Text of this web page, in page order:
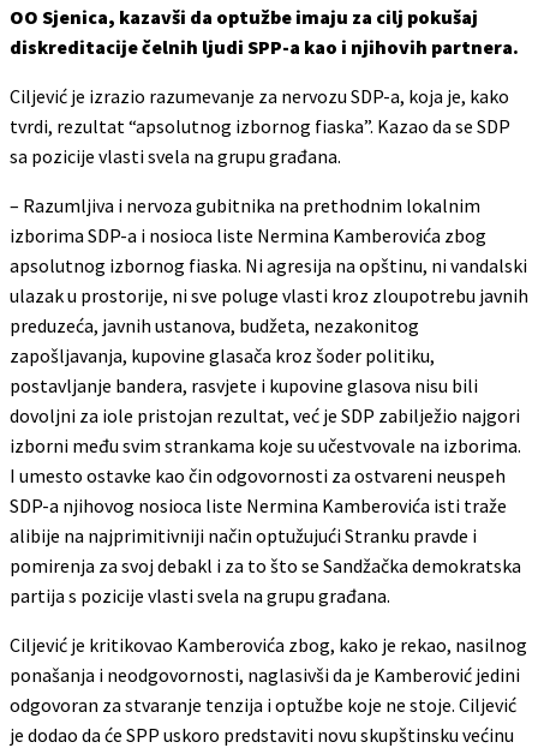
OO Sjenica, kazavši da optužbe imaju za cilj pokušaj
diskreditacije čelnih ljudi SPP-a kao i njihovih partnera.
Ciljević je izrazio razumevanje za nervozu SDP-a, koja je, kako
tvrdi, rezultat “apsolutnog izbornog fiaska”. Kazao da se SDP
sa pozicije vlasti svela na grupu građana.
– Razumljiva i nervoza gubitnika na prethodnim lokalnim
izborima SDP-a i nosioca liste Nermina Kamberovića zbog
apsolutnog izbornog fiaska. Ni agresija na opštinu, ni vandalski
ulazak u prostorije, ni sve poluge vlasti kroz zloupotrebu javnih
preduzeća, javnih ustanova, budžeta, nezakonitog
zapošljavanja, kupovine glasača kroz šoder politiku,
postavljanje bandera, rasvjete i kupovine glasova nisu bili
dovoljni za iole pristojan rezultat, već je SDP zabilježio najgori
izborni među svim strankama koje su učestvovale na izborima.
I umesto ostavke kao čin odgovornosti za ostvareni neuspeh
SDP-a njihovog nosioca liste Nermina Kamberovića isti traže
alibije na najprimitivniji način optužujući Stranku pravde i
pomirenja za svoj debakl i za to što se Sandžačka demokratska
partija s pozicije vlasti svela na grupu građana.
Ciljević je kritikovao Kamberovića zbog, kako je rekao, nasilnog
ponašanja i neodgovornosti, naglasivši da je Kamberović jedini
odgovoran za stvaranje tenzija i optužbe koje ne stoje. Ciljević
je dodao da će SPP uskoro predstaviti novu skupštinsku većinu